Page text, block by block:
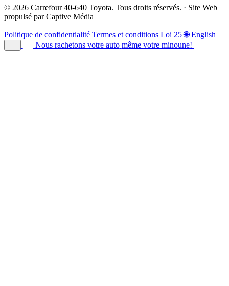
© 2026 Carrefour 40-640 Toyota. Tous droits réservés. · Site Web
propulsé parCaptive Média
Politique de confidentialité Termes et conditions Loi 25 🌐 English
Nous rachetons votre auto même votre minoune!